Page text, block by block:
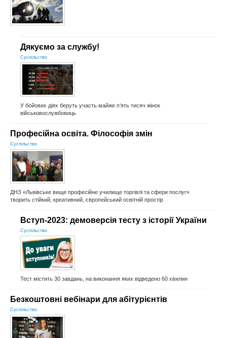
Дякуємо за службу!
Суспільство
У бойових діях беруть участь майже п’ять тисяч жінок
військовослужбовиць
Професійна освіта. Філософія змін
Суспільство
ДНЗ «Львівське вище професійне училище торгівлі та сфери послуг»
творить стійкий, креативний, європейський освітній простір
Вступ-2023: демоверсія тесту з історії України
Суспільство
Тест містить 30 завдань, на виконання яких відведено 60 хвилин
Безкоштовні вебінари для абітурієнтів
Суспільство